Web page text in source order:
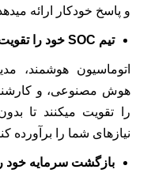
و پاسخ خودکار ارائه
تیم SOC خود را تقویت کنید
اتوماسیون هوشمند،
را تقویت میکنند تا
نیازهای شما را برآورده
بازگشت سرمایه خود